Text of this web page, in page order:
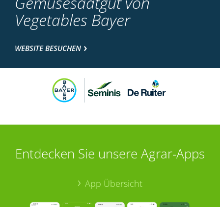
Vegetables Bayer
WEBSITE BESUCHEN
Entdecken Sie unsere Agrar-Apps
App Übersicht